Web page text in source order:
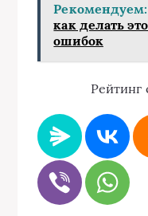
Рекомендуем:
как делать
ошибок
Рейтинг